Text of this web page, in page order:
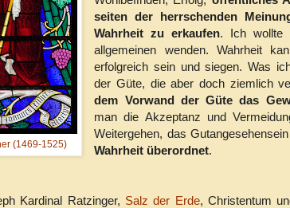
(1469-1525)
seiten der herrschenden
Wahrheit zu erkaufen. Ich wollte
allgemeinen wenden. Wahrheit
erfolgreich sein und siegen. Was
der Güte, die aber doch ziemlich
dem Vorwand der Güte das
man die Akzeptanz und
Weitergehen, das
Wahrheit überordnet.
Kardinal Ratzinger, Salz der Erde, Christentum